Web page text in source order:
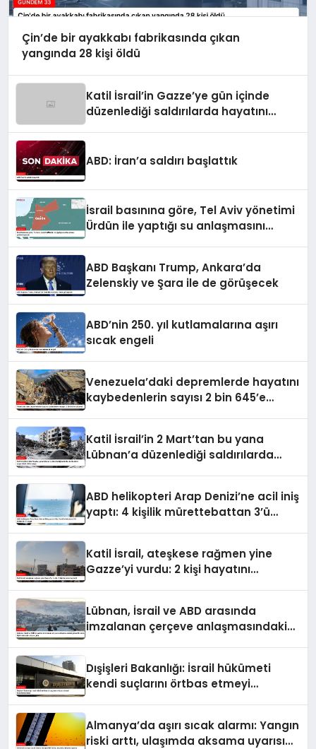
Çin’de bir ayakkabı fabrikasında çıkan
yangında 28 kişi öldü
Katil İsrail’in Gazze’ye gün içinde
düzenlediği saldırılarda hayatını
ABD: İran’a saldırı başlattık
İsrail basınına göre, Tel Aviv yönetimi
Ürdün ile yaptığı su anlaşmasını
ABD Başkanı Trump, Ankara’da
Zelenskiy ve Şara ile de görüşecek
ABD’nin 250. yıl kutlamalarına aşırı
sıcak engeli
Venezuela’daki depremlerde hayatını
kaybedenlerin sayısı 2 bin 645’e
Katil İsrail’in 2 Mart’tan bu yana
Lübnan’a düzenlediği saldırılarda
ABD helikopteri Arap Denizi’ne acil iniş
yaptı: 4 kişilik mürettebattan 3’ü
Katil İsrail, ateşkese rağmen yine
Gazze’yi vurdu: 2 kişi hayatını
Lübnan, İsrail ve ABD arasında
imzalanan çerçeve anlaşmasındaki
Dışişleri Bakanlığı: İsrail hükümeti
kendi suçlarını örtbas etmeyi
Almanya’da aşırı sıcak alarmı: Yangın
riski arttı, ulaşımda aksama uyarısı